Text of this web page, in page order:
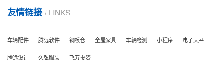
变。齿轮传动的分类：齿轮传动的类型较多，按照两齿轮传动时的相对
运动为平面运动或空间运动，可将其分为平面齿轮传动和空间齿轮传动
两大类。直齿圆柱齿轮轮齿的初始接触处是跨过整个齿面而...
选定同步带齿形（齿距） 配套同步带的宽度 同步带轮的外圆周长等等
友情链接 / LINKS
车辆配件 腾远软件 钢板仓 全屋家具 车辆检测 小程序 电子天平
腾远设计 久弘服装 飞万投资